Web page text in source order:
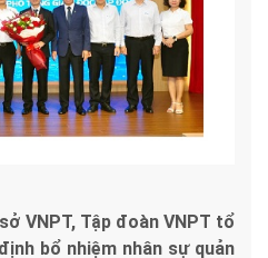
VNPT, Tập đoàn VNPT tổ
bổ nhiệm nhân sự quản